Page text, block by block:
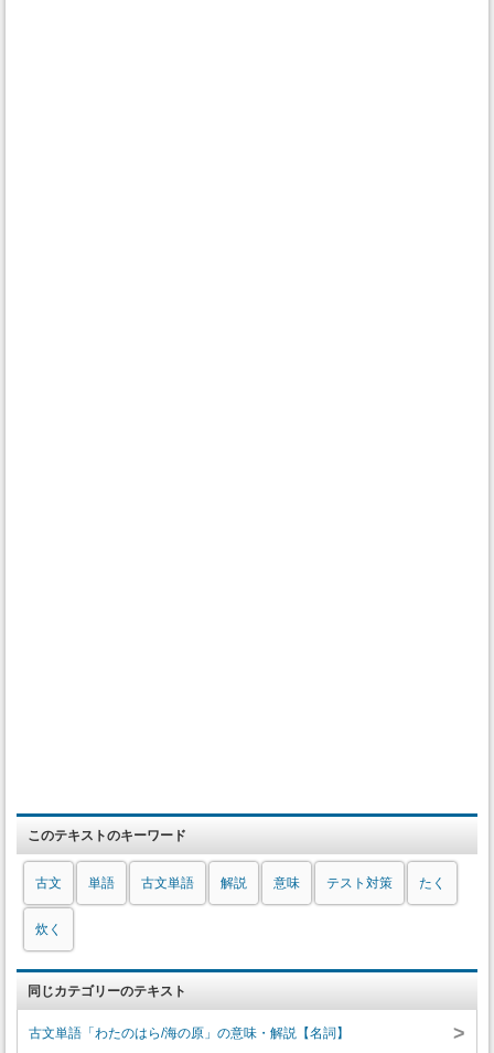
このテキストのキーワード
古文 単語 古文単語 解説 意味 テスト対策 たく
炊く
同じカテゴリーのテキスト
古文単語「わたのはら/海の原」の意味・解説【名詞】 >